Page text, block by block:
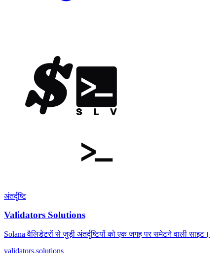
अंतर्दृष्टि
Validators Solutions
Solana वैलिडेटरों से जुड़ी अंतर्दृष्टियों को एक जगह पर समेटने वाली साइट।
validators.solutions